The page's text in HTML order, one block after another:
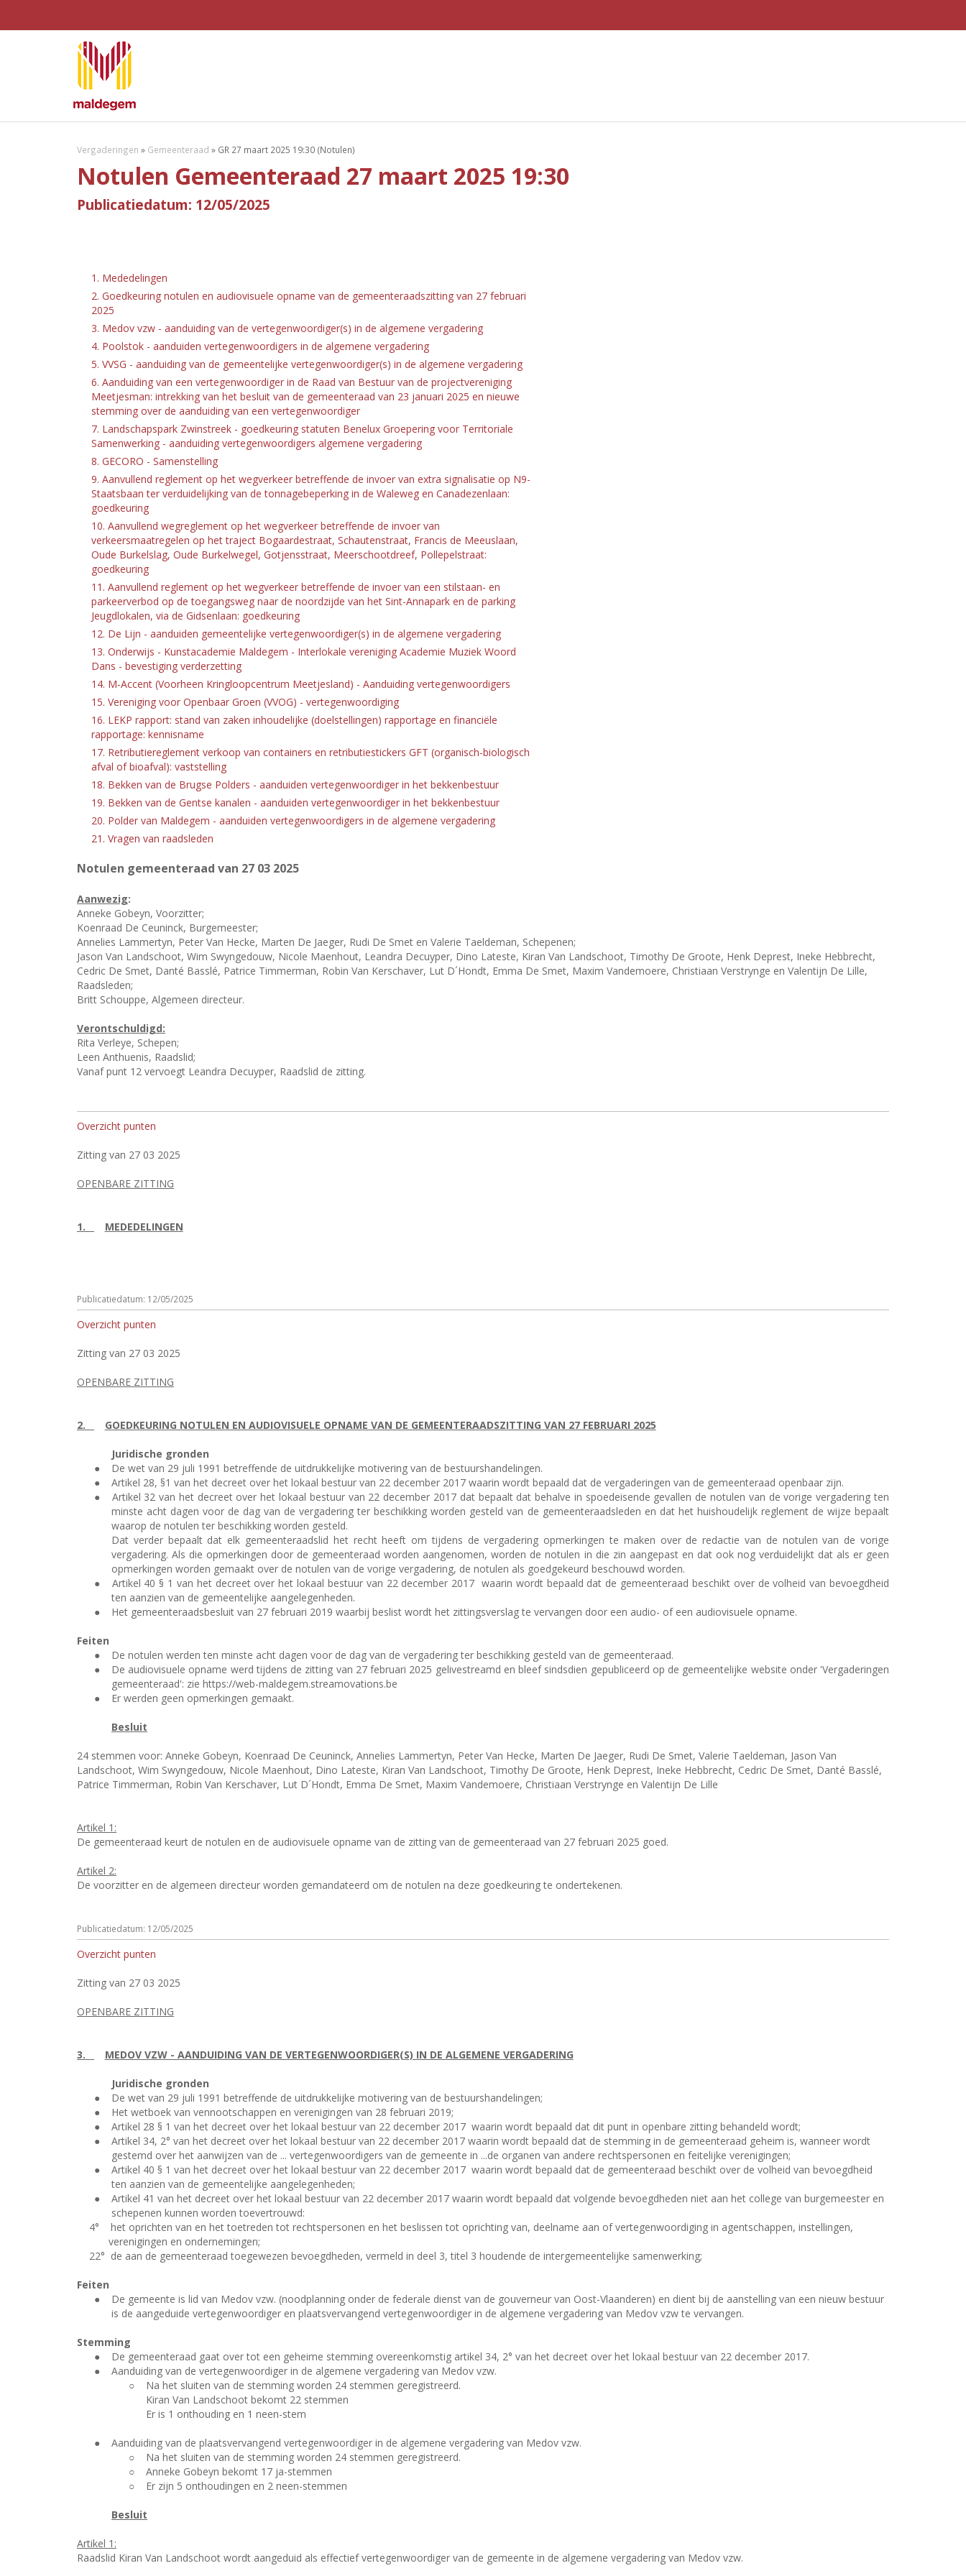
Vergaderingen » Gemeenteraad » GR 27 maart 2025 19:30 (Notulen)
Notulen Gemeenteraad 27 maart 2025 19:30
Publicatiedatum: 12/05/2025
1. Mededelingen
2. Goedkeuring notulen en audiovisuele opname van de gemeenteraadszitting van 27 februari
2025
3. Medov vzw - aanduiding van de vertegenwoordiger(s) in de algemene vergadering
4. Poolstok - aanduiden vertegenwoordigers in de algemene vergadering
5. VVSG - aanduiding van de gemeentelijke vertegenwoordiger(s) in de algemene vergadering
6. Aanduiding van een vertegenwoordiger in de Raad van Bestuur van de projectvereniging
Meetjesman: intrekking van het besluit van de gemeenteraad van 23 januari 2025 en nieuwe
stemming over de aanduiding van een vertegenwoordiger
7. Landschapspark Zwinstreek - goedkeuring statuten Benelux Groepering voor Territoriale
Samenwerking - aanduiding vertegenwoordigers algemene vergadering
8. GECORO - Samenstelling
9. Aanvullend reglement op het wegverkeer betreffende de invoer van extra signalisatie op N9-
Staatsbaan ter verduidelijking van de tonnagebeperking in de Waleweg en Canadezenlaan:
goedkeuring
10. Aanvullend wegreglement op het wegverkeer betreffende de invoer van
verkeersmaatregelen op het traject Bogaardestraat, Schautenstraat, Francis de Meeuslaan,
Oude Burkelslag, Oude Burkelwegel, Gotjensstraat, Meerschootdreef, Pollepelstraat:
goedkeuring
11. Aanvullend reglement op het wegverkeer betreffende de invoer van een stilstaan- en
parkeerverbod op de toegangsweg naar de noordzijde van het Sint-Annapark en de parking
Jeugdlokalen, via de Gidsenlaan: goedkeuring
12. De Lijn - aanduiden gemeentelijke vertegenwoordiger(s) in de algemene vergadering
13. Onderwijs - Kunstacademie Maldegem - Interlokale vereniging Academie Muziek Woord
Dans - bevestiging verderzetting
14. M-Accent (Voorheen Kringloopcentrum Meetjesland) - Aanduiding vertegenwoordigers
15. Vereniging voor Openbaar Groen (VVOG) - vertegenwoordiging
16. LEKP rapport: stand van zaken inhoudelijke (doelstellingen) rapportage en financiële
rapportage: kennisname
17. Retributiereglement verkoop van containers en retributiestickers GFT (organisch-biologisch
afval of bioafval): vaststelling
18. Bekken van de Brugse Polders - aanduiden vertegenwoordiger in het bekkenbestuur
19. Bekken van de Gentse kanalen - aanduiden vertegenwoordiger in het bekkenbestuur
20. Polder van Maldegem - aanduiden vertegenwoordigers in de algemene vergadering
21. Vragen van raadsleden
Notulen gemeenteraad van 27 03 2025
Aanwezig:
Anneke Gobeyn, Voorzitter;
Koenraad De Ceuninck, Burgemeester;
Annelies Lammertyn, Peter Van Hecke, Marten De Jaeger, Rudi De Smet en Valerie Taeldeman, Schepenen;
Jason Van Landschoot, Wim Swyngedouw, Nicole Maenhout, Leandra Decuyper, Dino Lateste, Kiran Van Landschoot, Timothy De Groote, Henk Deprest, Ineke Hebbrecht,
Cedric De Smet, Danté Basslé, Patrice Timmerman, Robin Van Kerschaver, Lut D´Hondt, Emma De Smet, Maxim Vandemoere, Christiaan Verstrynge en Valentijn De Lille,
Raadsleden;
Britt Schouppe, Algemeen directeur.
Verontschuldigd:
Rita Verleye, Schepen;
Leen Anthuenis, Raadslid;
Vanaf punt 12 vervoegt Leandra Decuyper, Raadslid de zitting.
Overzicht punten
Zitting van 27 03 2025
OPENBARE ZITTING
1. MEDEDELINGEN
Publicatiedatum: 12/05/2025
Overzicht punten
Zitting van 27 03 2025
OPENBARE ZITTING
2. GOEDKEURING NOTULEN EN AUDIOVISUELE OPNAME VAN DE GEMEENTERAADSZITTING VAN 27 FEBRUARI 2025
Juridische gronden
●
De wet van 29 juli 1991 betreffende de uitdrukkelijke motivering van de bestuurshandelingen.
●
Artikel 28, §1 van het decreet over het lokaal bestuur van 22 december 2017 waarin wordt bepaald dat de vergaderingen van de gemeenteraad openbaar zijn.
●
Artikel 32 van het decreet over het lokaal bestuur van 22 december 2017 dat bepaalt dat behalve in spoedeisende gevallen de notulen van de vorige vergadering ten
minste acht dagen voor de dag van de vergadering ter beschikking worden gesteld van de gemeenteraadsleden en dat het huishoudelijk reglement de wijze bepaalt
waarop de notulen ter beschikking worden gesteld.
Dat verder bepaalt dat elk gemeenteraadslid het recht heeft om tijdens de vergadering opmerkingen te maken over de redactie van de notulen van de vorige
vergadering. Als die opmerkingen door de gemeenteraad worden aangenomen, worden de notulen in die zin aangepast en dat ook nog verduidelijkt dat als er geen
opmerkingen worden gemaakt over de notulen van de vorige vergadering, de notulen als goedgekeurd beschouwd worden.
●
Artikel 40 § 1 van het decreet over het lokaal bestuur van 22 december 2017 waarin wordt bepaald dat de gemeenteraad beschikt over de volheid van bevoegdheid
ten aanzien van de gemeentelijke aangelegenheden.
●
Het gemeenteraadsbesluit van 27 februari 2019 waarbij beslist wordt het zittingsverslag te vervangen door een audio- of een audiovisuele opname.
Feiten
●
De notulen werden ten minste acht dagen voor de dag van de vergadering ter beschikking gesteld van de gemeenteraad.
●
De audiovisuele opname werd tijdens de zitting van 27 februari 2025 gelivestreamd en bleef sindsdien gepubliceerd op de gemeentelijke website onder 'Vergaderingen
gemeenteraad': zie https://web-maldegem.streamovations.be
●
Er werden geen opmerkingen gemaakt.
Besluit
24 stemmen voor: Anneke Gobeyn, Koenraad De Ceuninck, Annelies Lammertyn, Peter Van Hecke, Marten De Jaeger, Rudi De Smet, Valerie Taeldeman, Jason Van
Landschoot, Wim Swyngedouw, Nicole Maenhout, Dino Lateste, Kiran Van Landschoot, Timothy De Groote, Henk Deprest, Ineke Hebbrecht, Cedric De Smet, Danté Basslé,
Patrice Timmerman, Robin Van Kerschaver, Lut D´Hondt, Emma De Smet, Maxim Vandemoere, Christiaan Verstrynge en Valentijn De Lille
Artikel 1:
De gemeenteraad keurt de notulen en de audiovisuele opname van de zitting van de gemeenteraad van 27 februari 2025 goed.
Artikel 2:
De voorzitter en de algemeen directeur worden gemandateerd om de notulen na deze goedkeuring te ondertekenen.
Publicatiedatum: 12/05/2025
Overzicht punten
Zitting van 27 03 2025
OPENBARE ZITTING
3. MEDOV VZW - AANDUIDING VAN DE VERTEGENWOORDIGER(S) IN DE ALGEMENE VERGADERING
Juridische gronden
●
De wet van 29 juli 1991 betreffende de uitdrukkelijke motivering van de bestuurshandelingen;
●
Het wetboek van vennootschappen en verenigingen van 28 februari 2019;
●
Artikel 28 § 1 van het decreet over het lokaal bestuur van 22 december 2017 waarin wordt bepaald dat dit punt in openbare zitting behandeld wordt;
●
Artikel 34, 2° van het decreet over het lokaal bestuur van 22 december 2017 waarin wordt bepaald dat de stemming in de gemeenteraad geheim is, wanneer wordt
gestemd over het aanwijzen van de ... vertegenwoordigers van de gemeente in ...de organen van andere rechtspersonen en feitelijke verenigingen;
●
Artikel 40 § 1 van het decreet over het lokaal bestuur van 22 december 2017 waarin wordt bepaald dat de gemeenteraad beschikt over de volheid van bevoegdheid
ten aanzien van de gemeentelijke aangelegenheden;
●
Artikel 41 van het decreet over het lokaal bestuur van 22 december 2017 waarin wordt bepaald dat volgende bevoegdheden niet aan het college van burgemeester en
schepenen kunnen worden toevertrouwd:
4°
het oprichten van en het toetreden tot rechtspersonen en het beslissen tot oprichting van, deelname aan of vertegenwoordiging in agentschappen, instellingen,
verenigingen en ondernemingen;
22° de aan de gemeenteraad toegewezen bevoegdheden, vermeld in deel 3, titel 3 houdende de intergemeentelijke samenwerking;
Feiten
●
De gemeente is lid van Medov vzw. (noodplanning onder de federale dienst van de gouverneur van Oost-Vlaanderen) en dient bij de aanstelling van een nieuw bestuur
is de aangeduide vertegenwoordiger en plaatsvervangend vertegenwoordiger in de algemene vergadering van Medov vzw te vervangen.
Stemming
●
De gemeenteraad gaat over tot een geheime stemming overeenkomstig artikel 34, 2° van het decreet over het lokaal bestuur van 22 december 2017.
●
Aanduiding van de vertegenwoordiger in de algemene vergadering van Medov vzw.
○
Na het sluiten van de stemming worden 24 stemmen geregistreerd.
Kiran Van Landschoot bekomt 22 stemmen
Er is 1 onthouding en 1 neen-stem
●
Aanduiding van de plaatsvervangend vertegenwoordiger in de algemene vergadering van Medov vzw.
○
Na het sluiten van de stemming worden 24 stemmen geregistreerd.
○
Anneke Gobeyn bekomt 17 ja-stemmen
○
Er zijn 5 onthoudingen en 2 neen-stemmen
Besluit
Artikel 1:
Raadslid Kiran Van Landschoot wordt aangeduid als effectief vertegenwoordiger van de gemeente in de algemene vergadering van Medov vzw.